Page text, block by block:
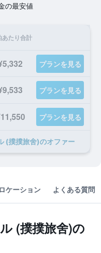
の最安値
あたり合計
プランを見る
プランを見る
プランを見る
(撲撲旅舍)のオファー
ロケーション よくある質問
(撲撲旅舍)の